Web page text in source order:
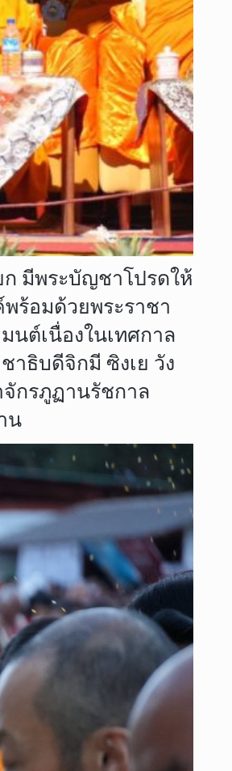
มีพระบัญชาโปรดให้
ร้อมด้วยพระราชา
นต์เนื่องในเทศกาล
าธิบดีจิกมี ซิงเย วัง
จักรภูฏานรัชกาล
น